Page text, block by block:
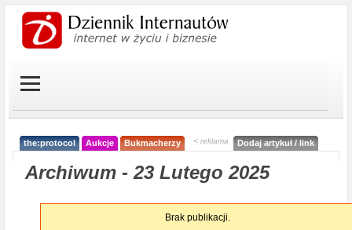
the:protocol Aukcje Bukmacherzy < reklama Dodaj artykuł / link
Archiwum - 23 Lutego 2025
Brak publikacji.